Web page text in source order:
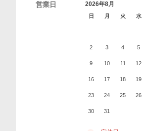
営業日 2026年8月
日 月 火 水
2 3 4 5
9 10 11 12
16 17 18 19
23 24 25 26
30 31